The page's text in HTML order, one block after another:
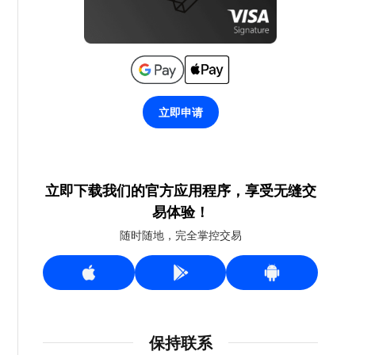
立即申请
立即下载我们的官方应用程序，享受无缝交
易体验！
随时随地，完全掌控交易
保持联系